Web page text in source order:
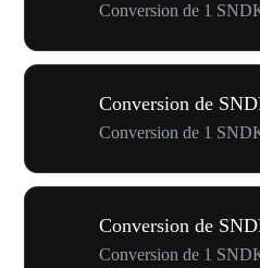
Conversion de 1
Conversion de
Conversion de 1
Conversion de
Conversion de 1